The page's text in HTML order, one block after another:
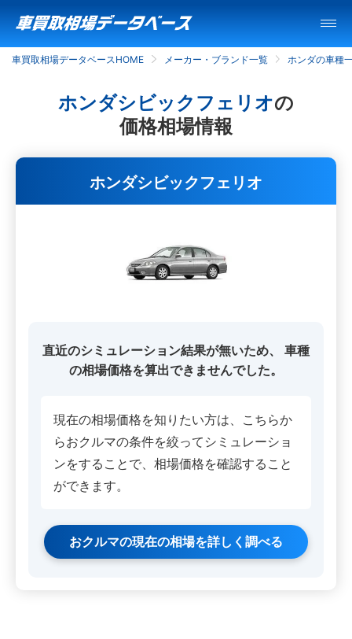
車買取相場データベースHOME メーカー・ブランド一覧 ホンダの車種
ホンダシビックフェリオの
価格相場情報
ホンダシビックフェリオ
直近のシミュレーション結果が無いため、
車種
の相場価格を算出できませんでした。
現在の相場価格を知りたい方は、こちらか
らおクルマの条件を絞ってシミュレーショ
ンをすることで、相場価格を確認すること
ができます。
おクルマの現在の相場を詳しく調べる